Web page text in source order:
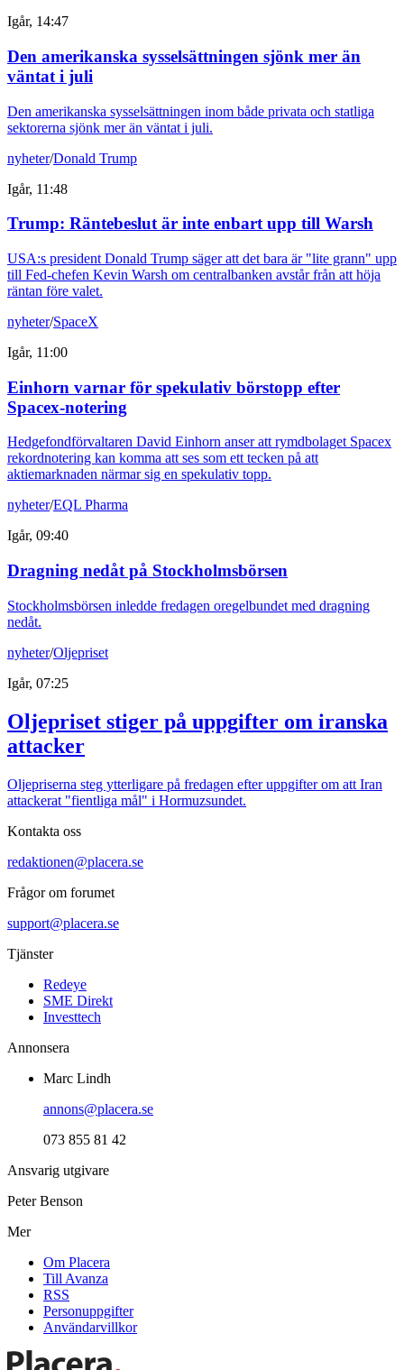
Igår, 14:47
Den amerikanska sysselsättningen sjönk mer än
väntat i juli
Den amerikanska sysselsättningen inom både privata och statliga
sektorerna sjönk mer än väntat i juli.
nyheter/Donald Trump
Igår, 11:48
Trump: Räntebeslut är inte enbart upp till Warsh
USA:s president Donald Trump säger att det bara är "lite grann" upp
till Fed-chefen Kevin Warsh om centralbanken avstår från att höja
räntan före valet.
nyheter/SpaceX
Igår, 11:00
Einhorn varnar för spekulativ börstopp efter
Spacex-notering
Hedgefondförvaltaren David Einhorn anser att rymdbolaget Spacex
rekordnotering kan komma att ses som ett tecken på att
aktiemarknaden närmar sig en spekulativ topp.
nyheter/EQL Pharma
Igår, 09:40
Dragning nedåt på Stockholmsbörsen
Stockholmsbörsen inledde fredagen oregelbundet med dragning
nedåt.
nyheter/Oljepriset
Igår, 07:25
Oljepriset stiger på uppgifter om iranska
attacker
Oljepriserna steg ytterligare på fredagen efter uppgifter om att Iran
attackerat "fientliga mål" i Hormuzsundet.
Kontakta oss
redaktionen@placera.se
Frågor om forumet
support@placera.se
Tjänster
Redeye
SME Direkt
Investtech
Annonsera
Marc Lindh
annons@placera.se
073 855 81 42
Ansvarig utgivare
Peter Benson
Mer
Om Placera
Till Avanza
RSS
Personuppgifter
Användarvillkor